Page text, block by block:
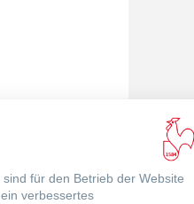
für den Betrieb der Website
verbessertes